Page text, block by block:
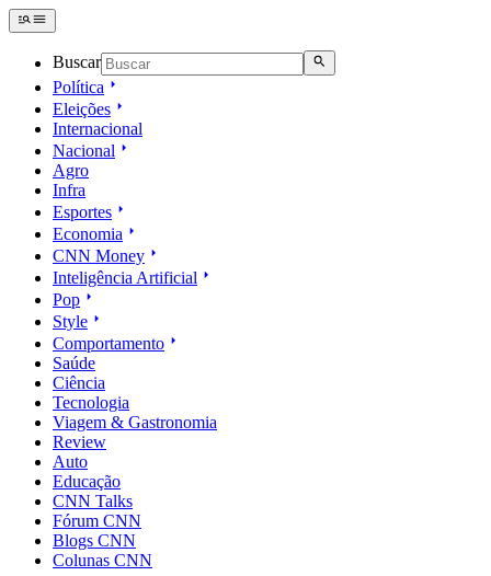
Buscar
Política
Eleições
Internacional
Nacional
Agro
Infra
Esportes
Economia
CNN Money
Inteligência Artificial
Pop
Style
Comportamento
Saúde
Ciência
Tecnologia
Viagem & Gastronomia
Review
Auto
Educação
CNN Talks
Fórum CNN
Blogs CNN
Colunas CNN